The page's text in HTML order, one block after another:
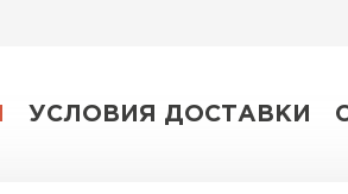
УСЛОВИЯ ДОСТАВКИ